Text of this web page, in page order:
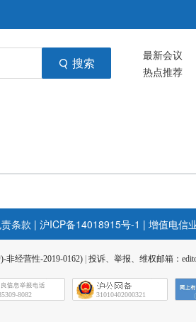
搜索 最新会议
热点推荐
条款 | 沪ICP备14018915号-1 | 增值电信
非经营性-2019-0162) 投诉、举报、维权邮箱：
8082 31010402000321